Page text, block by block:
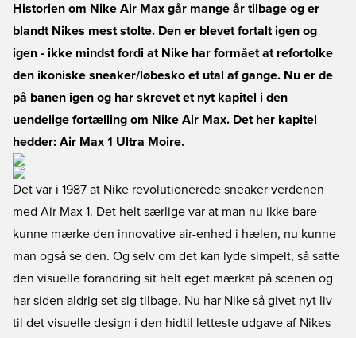
Historien om Nike Air Max går mange år tilbage og er
blandt Nikes mest stolte. Den er blevet fortalt igen og
igen - ikke mindst fordi at Nike har formået at refortolke
den ikoniske sneaker/løbesko et utal af gange. Nu er de
på banen igen og har skrevet et nyt kapitel i den
uendelige fortælling om Nike Air Max. Det her kapitel
hedder: Air Max 1 Ultra Moire.
Det var i 1987 at Nike revolutionerede sneaker verdenen
med Air Max 1. Det helt særlige var at man nu ikke bare
kunne mærke den innovative air-enhed i hælen, nu kunne
man også se den. Og selv om det kan lyde simpelt, så satte
den visuelle forandring sit helt eget mærkat på scenen og
har siden aldrig set sig tilbage. Nu har Nike så givet nyt liv
til det visuelle design i den hidtil letteste udgave af Nikes